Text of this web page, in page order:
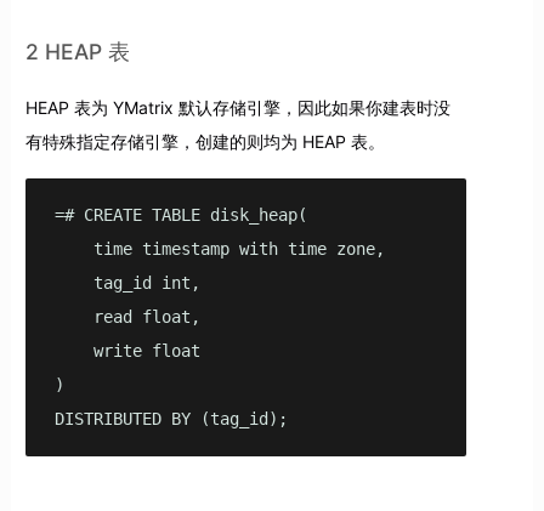
2 HEAP 表
HEAP 表为 YMatrix 默认存储引擎，因此如果你建表时没
有特殊指定存储引擎，创建的则均为 HEAP 表。
=# CREATE TABLE disk_heap(
    time timestamp with time zone,
    tag_id int,
    read float,
    write float
)
DISTRIBUTED BY (tag_id);